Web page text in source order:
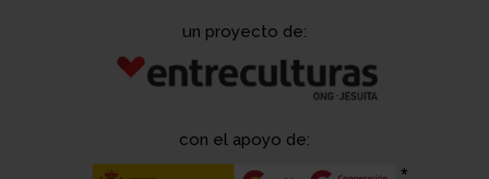
un proyecto de:
con el apoyo de: